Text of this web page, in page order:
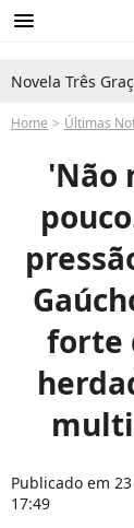
menu
Novela Três
Home Últimas
'Não
forte
Publicado em
17:49